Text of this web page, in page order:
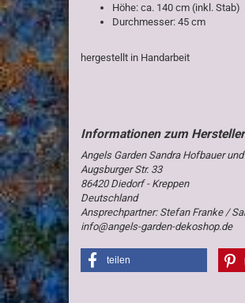
Höhe: ca. 140 cm (inkl. Stab)
Durchmesser: 45 cm
hergestellt in Handarbeit
Angels Garden Sandra Hofbauer
Augsburger Str. 33
86420 Diedorf - Kreppen
Deutschland
Ansprechpartner: Stefan Franke /
info@angels-garden-dekoshop.de
teilen